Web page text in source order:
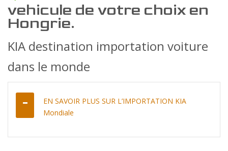
vehicule de votre choix en
Hongrie.
KIA destination importation voiture
dans le monde
EN SAVOIR PLUS SUR L’IMPORTATION KIA
Mondiale